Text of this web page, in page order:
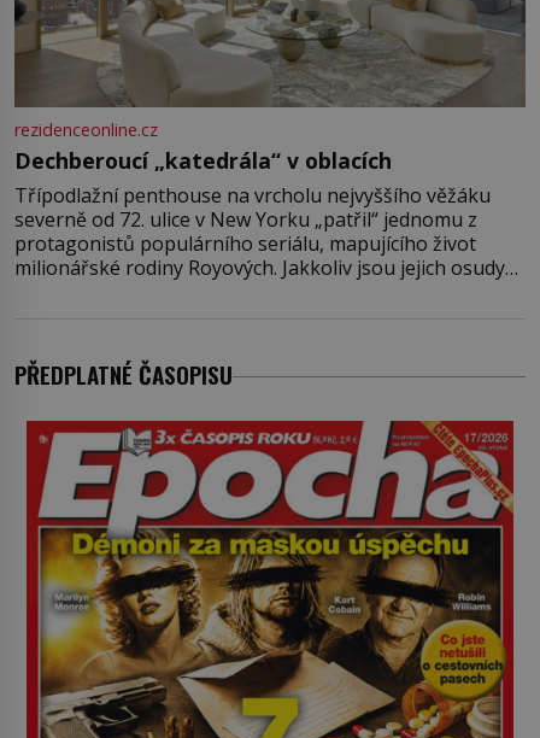
rezidenceonline.cz
Dechberoucí „katedrála“ v oblacích
Třípodlažní penthouse na vrcholu nejvyššího věžáku
severně od 72. ulice v New Yorku „patřil“ jednomu z
protagonistů populárního seriálu, mapujícího život
milionářské rodiny Royových. Jakkoliv jsou jejich osudy
jenom jednou z nemovitostí
PŘEDPLATNÉ ČASOPISU